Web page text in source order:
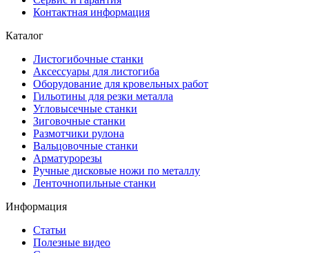
Контактная информация
Каталог
Листогибочные станки
Аксессуары для листогиба
Оборудование для кровельных работ
Гильотины для резки металла
Угловысечные станки
Зиговочные станки
Размотчики рулона
Вальцовочные станки
Арматурорезы
Ручные дисковые ножи по металлу
Ленточнопильные станки
Информация
Статьи
Полезные видео